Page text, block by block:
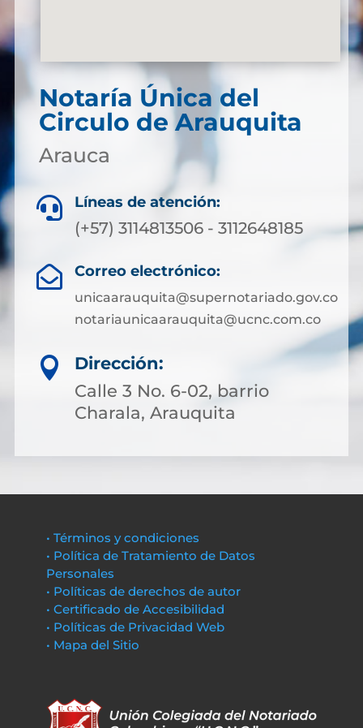
Notaría Única del
Circulo de Arauquita
Arauca
 Líneas de atención:
(+57) 3114813506 - 3112648185
 Correo electrónico:
unicaarauquita@supernotariado.gov.co
notariaunicaarauquita@ucnc.com.co

Dirección:
Calle 3 No. 6-02, barrio
Charala, Arauquita
• Términos y condiciones
• Política de Tratamiento de Datos
Personales
• Políticas de derechos de autor
• Certificado de Accesibilidad
• Políticas de Privacidad Web
• Mapa del Sitio